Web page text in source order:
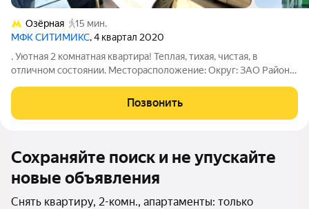
Озёрная
15 мин.
МФК СИТИМИКС, 4 квартал 2020
. Уютная 2 комнатная квартира! Теплая, тихая, чистая, в
отличном состоянии. Месторасположение: Округ: ЗАО Район:
600м.; Расположена в ЖК «Ситимикc» на 5 этаже 21 этажного
здания. Общая площадь
Позвонить
Сохраняйте поиск и не упускайте
новые объявления
Снять квартиру, 2-комн., апартаменты: только